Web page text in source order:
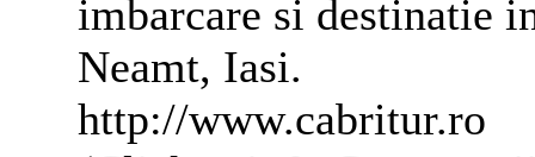
imbarcare si destinatie
Neamt, Iasi.
http://www.cabritur.ro